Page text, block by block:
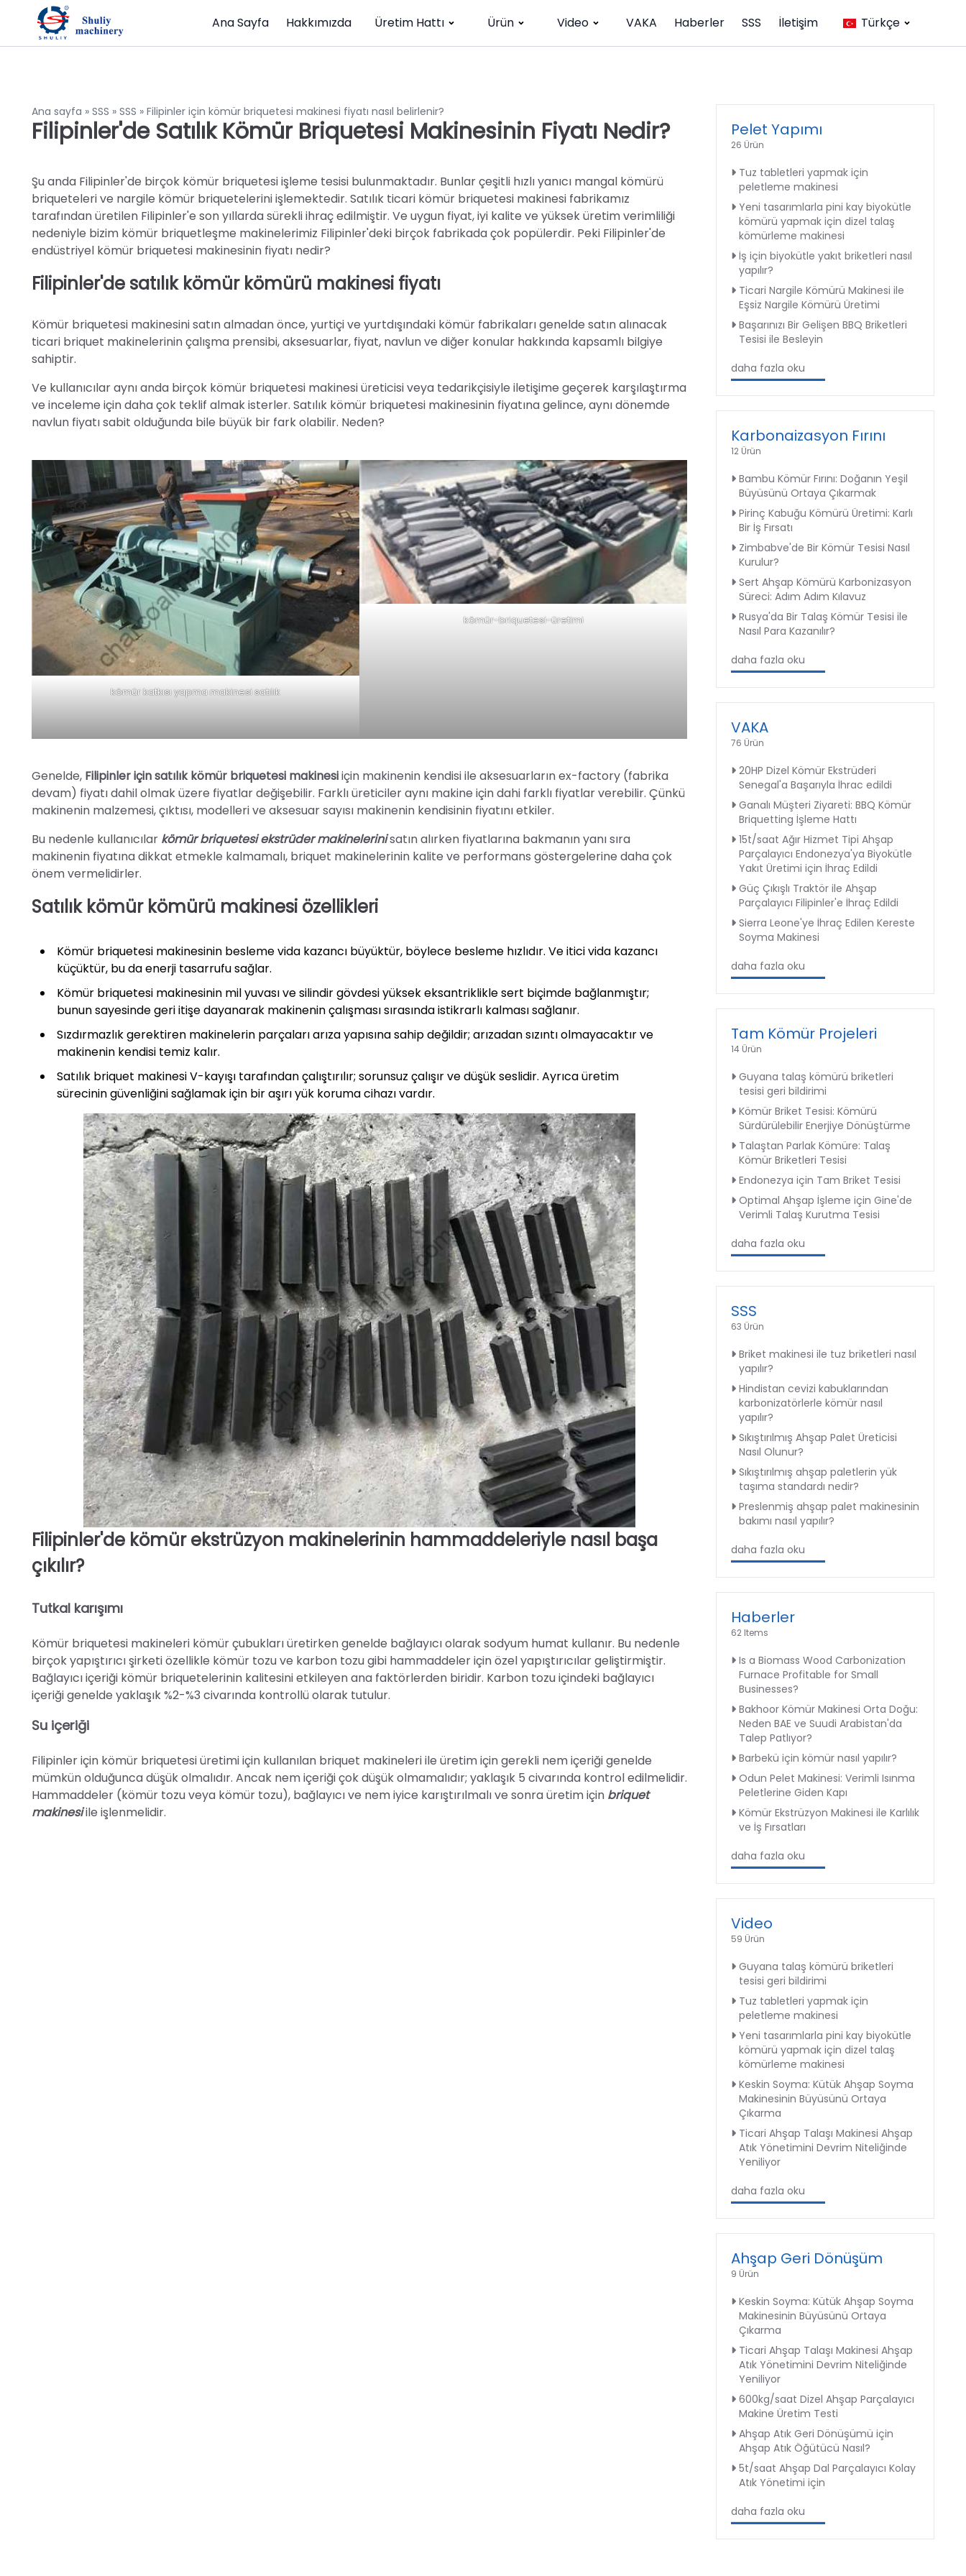
Ana Sayfa Hakkımızda Üretim Hattı Ürün Video VAKA Haberler SSS İletişim Türkçe
Ana sayfa » SSS » SSS » Filipinler için kömür briquetesi makinesi fiyatı nasıl belirlenir?
Filipinler'de Satılık Kömür Briquetesi Makinesinin Fiyatı Nedir?
Şu anda Filipinler'de birçok kömür briquetesi işleme tesisi bulunmaktadır. Bunlar çeşitli hızlı yanıcı mangal kömürü
briqueteleri ve nargile kömür briquetelerini işlemektedir. Satılık ticari kömür briquetesi makinesi fabrikamız
tarafından üretilen Filipinler'e son yıllarda sürekli ihraç edilmiştir. Ve uygun fiyat, iyi kalite ve yüksek üretim verimliliği
nedeniyle bizim kömür briquetleşme makinelerimiz Filipinler'deki birçok fabrikada çok popülerdir. Peki Filipinler'de
endüstriyel kömür briquetesi makinesinin fiyatı nedir?
Filipinler'de satılık kömür kömürü makinesi fiyatı
Kömür briquetesi makinesini satın almadan önce, yurtiçi ve yurtdışındaki kömür fabrikaları genelde satın alınacak
ticari briquet makinelerinin çalışma prensibi, aksesuarlar, fiyat, navlun ve diğer konular hakkında kapsamlı bilgiye
sahiptir.
Ve kullanıcılar aynı anda birçok kömür briquetesi makinesi üreticisi veya tedarikçisiyle iletişime geçerek karşılaştırma
ve inceleme için daha çok teklif almak isterler. Satılık kömür briquetesi makinesinin fiyatına gelince, aynı dönemde
navlun fiyatı sabit olduğunda bile büyük bir fark olabilir. Neden?
kömür katkısı yapma makinesi satılık
kömür-briquetesi-üretimi
Genelde, Filipinler için satılık kömür briquetesi makinesiiçin makinenin kendisi ile aksesuarların ex-factory (fabrika
devam) fiyatı dahil olmak üzere fiyatlar değişebilir. Farklı üreticiler aynı makine için dahi farklı fiyatlar verebilir. Çünkü
makinenin malzemesi, çıktısı, modelleri ve aksesuar sayısı makinenin kendisinin fiyatını etkiler.
Bu nedenle kullanıcılar kömür briquetesi ekstrüder makinelerinisatın alırken fiyatlarına bakmanın yanı sıra
makinenin fiyatına dikkat etmekle kalmamalı, briquet makinelerinin kalite ve performans göstergelerine daha çok
önem vermelidirler.
Satılık kömür kömürü makinesi özellikleri
Kömür briquetesi makinesinin besleme vida kazancı büyüktür, böylece besleme hızlıdır. Ve itici vida kazancı
küçüktür, bu da enerji tasarrufu sağlar.
Kömür briquetesi makinesinin mil yuvası ve silindir gövdesi yüksek eksantriklikle sert biçimde bağlanmıştır;
bunun sayesinde geri itişe dayanarak makinenin çalışması sırasında istikrarlı kalması sağlanır.
Sızdırmazlık gerektiren makinelerin parçaları arıza yapısına sahip değildir; arızadan sızıntı olmayacaktır ve
makinenin kendisi temiz kalır.
Satılık briquet makinesi V-kayışı tarafından çalıştırılır; sorunsuz çalışır ve düşük seslidir. Ayrıca üretim
sürecinin güvenliğini sağlamak için bir aşırı yük koruma cihazı vardır.
Filipinler'de kömür ekstrüzyon makinelerinin hammaddeleriyle nasıl başa
çıkılır?
Tutkal karışımı
Kömür briquetesi makineleri kömür çubukları üretirken genelde bağlayıcı olarak sodyum humat kullanır. Bu nedenle
birçok yapıştırıcı şirketi özellikle kömür tozu ve karbon tozu gibi hammaddeler için özel yapıştırıcılar geliştirmiştir.
Bağlayıcı içeriği kömür briquetelerinin kalitesini etkileyen ana faktörlerden biridir. Karbon tozu içindeki bağlayıcı
içeriği genelde yaklaşık %2-%3 civarında kontrollü olarak tutulur.
Su içeriği
Filipinler için kömür briquetesi üretimi için kullanılan briquet makineleri ile üretim için gerekli nem içeriği genelde
mümkün olduğunca düşük olmalıdır. Ancak nem içeriği çok düşük olmamalıdır; yaklaşık 5 civarında kontrol edilmelidir.
Hammaddeler (kömür tozu veya kömür tozu), bağlayıcı ve nem iyice karıştırılmalı ve sonra üretim için briquet
makinesiile işlenmelidir.
Pelet Yapımı
26 Ürün
Tuz tabletleri yapmak için
peletleme makinesi
Yeni tasarımlarla pini kay biyokütle
kömürü yapmak için dizel talaş
kömürleme makinesi
İş için biyokütle yakıt briketleri nasıl
yapılır?
Ticari Nargile Kömürü Makinesi ile
Eşsiz Nargile Kömürü Üretimi
Başarınızı Bir Gelişen BBQ Briketleri
Tesisi ile Besleyin
daha fazla oku
Karbonaizasyon Fırını
12 Ürün
Bambu Kömür Fırını: Doğanın Yeşil
Büyüsünü Ortaya Çıkarmak
Pirinç Kabuğu Kömürü Üretimi: Karlı
Bir İş Fırsatı
Zimbabve'de Bir Kömür Tesisi Nasıl
Kurulur?
Sert Ahşap Kömürü Karbonizasyon
Süreci: Adım Adım Kılavuz
Rusya'da Bir Talaş Kömür Tesisi ile
Nasıl Para Kazanılır?
daha fazla oku
VAKA
76 Ürün
20HP Dizel Kömür Ekstrüderi
Senegal'a Başarıyla İhrac edildi
Ganalı Müşteri Ziyareti: BBQ Kömür
Briquetting İşleme Hattı
15t/saat Ağır Hizmet Tipi Ahşap
Parçalayıcı Endonezya'ya Biyokütle
Yakıt Üretimi için İhraç Edildi
Güç Çıkışlı Traktör ile Ahşap
Parçalayıcı Filipinler'e İhraç Edildi
Sierra Leone'ye İhraç Edilen Kereste
Soyma Makinesi
daha fazla oku
Tam Kömür Projeleri
14 Ürün
Guyana talaş kömürü briketleri
tesisi geri bildirimi
Kömür Briket Tesisi: Kömürü
Sürdürülebilir Enerjiye Dönüştürme
Talaştan Parlak Kömüre: Talaş
Kömür Briketleri Tesisi
Endonezya için Tam Briket Tesisi
Optimal Ahşap İşleme için Gine'de
Verimli Talaş Kurutma Tesisi
daha fazla oku
SSS
63 Ürün
Briket makinesi ile tuz briketleri nasıl
yapılır?
Hindistan cevizi kabuklarından
karbonizatörlerle kömür nasıl
yapılır?
Sıkıştırılmış Ahşap Palet Üreticisi
Nasıl Olunur?
Sıkıştırılmış ahşap paletlerin yük
taşıma standardı nedir?
Preslenmiş ahşap palet makinesinin
bakımı nasıl yapılır?
daha fazla oku
Haberler
62 Items
Is a Biomass Wood Carbonization
Furnace Profitable for Small
Businesses?
Bakhoor Kömür Makinesi Orta Doğu:
Neden BAE ve Suudi Arabistan'da
Talep Patlıyor?
Barbekü için kömür nasıl yapılır?
Odun Pelet Makinesi: Verimli Isınma
Peletlerine Giden Kapı
Kömür Ekstrüzyon Makinesi ile Karlılık
ve İş Fırsatları
daha fazla oku
Video
59 Ürün
Guyana talaş kömürü briketleri
tesisi geri bildirimi
Tuz tabletleri yapmak için
peletleme makinesi
Yeni tasarımlarla pini kay biyokütle
kömürü yapmak için dizel talaş
kömürleme makinesi
Keskin Soyma: Kütük Ahşap Soyma
Makinesinin Büyüsünü Ortaya
Çıkarma
Ticari Ahşap Talaşı Makinesi Ahşap
Atık Yönetimini Devrim Niteliğinde
Yeniliyor
daha fazla oku
Ahşap Geri Dönüşüm
9 Ürün
Keskin Soyma: Kütük Ahşap Soyma
Makinesinin Büyüsünü Ortaya
Çıkarma
Ticari Ahşap Talaşı Makinesi Ahşap
Atık Yönetimini Devrim Niteliğinde
Yeniliyor
600kg/saat Dizel Ahşap Parçalayıcı
Makine Üretim Testi
Ahşap Atık Geri Dönüşümü için
Ahşap Atık Öğütücü Nasıl?
5t/saat Ahşap Dal Parçalayıcı Kolay
Atık Yönetimi için
daha fazla oku